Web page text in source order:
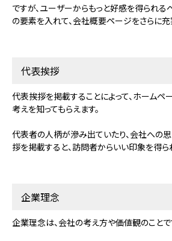
ですが、ユーザーからもっと好感を得られる
の要素を入れて、会社概要ページをさらに充
代表挨拶
代表挨拶を掲載することによって、ホーム
考えを知ってもらえます。
代表者の人柄が滲み出ていたり、会社への
拶を掲載すると、訪問者からいい印象を得ら
企業理念
企業理念は、会社の考え方や価値観のことで